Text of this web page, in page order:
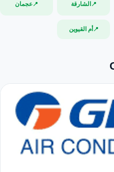
📍 الشارقة 📍عجمان
📍 أم القيوين